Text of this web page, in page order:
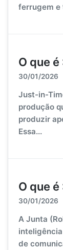
ferrugem e
O que
30/01/2026
Just-in-
produção
produzir
Essa...
O que
30/01/2026
A Junta
de